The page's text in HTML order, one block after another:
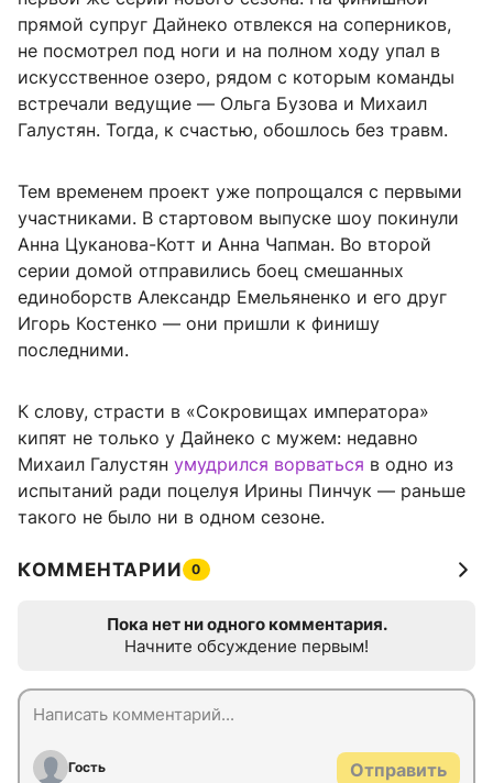
прямой супруг Дайнеко отвлекся на соперников,
не посмотрел под ноги и на полном ходу упал в
искусственное озеро, рядом с которым команды
встречали ведущие — Ольга Бузова и Михаил
Галустян. Тогда, к счастью, обошлось без травм.
Тем временем проект уже попрощался с первыми
участниками. В стартовом выпуске шоу покинули
Анна Цуканова-Котт и Анна Чапман. Во второй
серии домой отправились боец смешанных
единоборств Александр Емельяненко и его друг
Игорь Костенко — они пришли к финишу
последними.
К слову, страсти в «Сокровищах императора»
кипят не только у Дайнеко с мужем: недавно
Михаил Галустян умудрился ворваться в одно из
испытаний ради поцелуя Ирины Пинчук — раньше
такого не было ни в одном сезоне.
КОММЕНТАРИИ 0
Пока нет ни одного комментария.
Начните обсуждение первым!
Гость Отправить